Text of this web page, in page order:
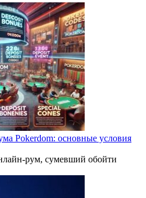
Pokerdom: основные условия
рум, сумевший обойти